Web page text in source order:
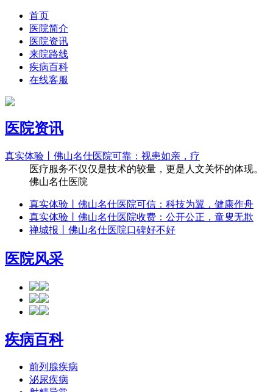
首页
医院简介
医院资讯
来院路线
疾病百科
在线客服
医院资讯
真实体验丨佛山名仕医院可靠：视患如亲，疗
医疗服务不仅仅是技术的较量，更是人文关怀的体现。
佛山名仕医院
真实体验丨佛山名仕医院可信：科技为翼，健康作舟
真实体验丨佛山名仕医院收费：公开公正，童叟无欺
禅城报丨佛山名仕医院口碑好不好
医院风采
疾病百科
前列腺疾病
泌尿疾病